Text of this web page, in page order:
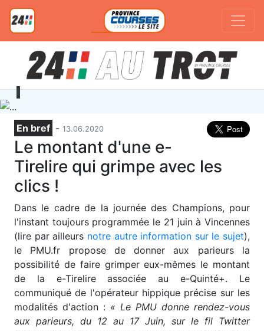
En bref - 13.06.2020
Le montant d'une e-
Tirelire qui grimpe avec les
clics !
Dans le cadre de la journée des Champions, pour
l'instant toujours programmée le 21 juin à Vincennes
(lire par ailleurs notre autre information sur le sujet),
le PMU.fr propose de donner aux parieurs la
possibilité de faire grimper eux-mêmes le montant
de la e-Tirelire associée au e-Quinté+. Le
communiqué de l'opérateur hippique précise sur les
modalités d'action : « Le PMU donne rendez-vous
aux parieurs, du 12 au 17 Juin, sur le fil Twitter